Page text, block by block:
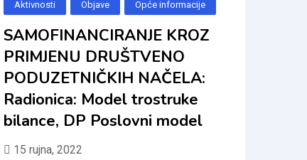
Aktivnosti Objave Opće informacije
SAMOFINANCIRANJE KROZ
PRIMJENU DRUŠTVENO
PODUZETNIČKIH NAČELA:
Radionica: Model trostruke
bilance, DP Poslovni model
15 rujna, 2022